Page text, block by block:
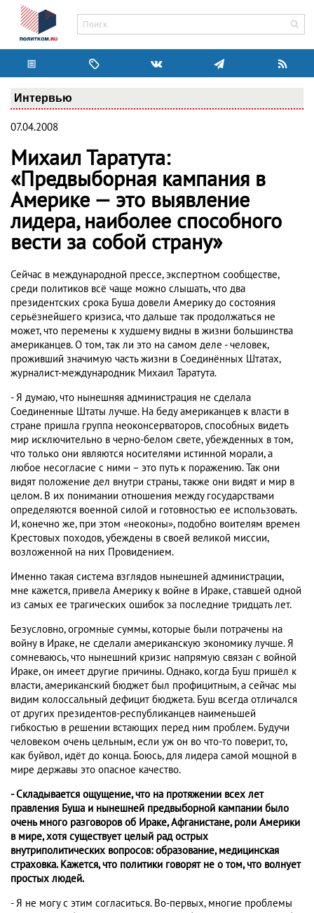
Интервью
07.04.2008
Михаил Таратута:
«Предвыборная кампания в
Америке — это выявление
лидера, наиболее способного
вести за собой страну»
Сейчас в международной прессе, экспертном сообществе,
среди политиков всё чаще можно слышать, что два
президентских срока Буша довели Америку до состояния
серьёзнейшего кризиса, что дальше так продолжаться не
может, что перемены к худшему видны в жизни большинства
американцев. О том, так ли это на самом деле - человек,
проживший значимую часть жизни в Соединённых Штатах,
журналист-международник Михаил Таратута.
- Я думаю, что нынешняя администрация не сделала
Соединенные Штаты лучше. На беду американцев к власти в
стране пришла группа неоконсерваторов, способных видеть
мир исключительно в черно-белом свете, убежденных в том,
что только они являются носителями истинной морали, а
любое несогласие с ними – это путь к поражению. Так они
видят положение дел внутри страны, также они видят и мир в
целом. В их понимании отношения между государствами
определяются военной силой и готовностью ее использовать.
И, конечно же, при этом «неоконы», подобно воителям времен
Крестовых походов, убеждены в своей великой миссии,
возложенной на них Провидением.
Именно такая система взглядов нынешней администрации,
мне кажется, привела Америку к войне в Ираке, ставшей одной
из самых ее трагических ошибок за последние тридцать лет.
Безусловно, огромные суммы, которые были потрачены на
войну в Ираке, не сделали американскую экономику лучше. Я
сомневаюсь, что нынешний кризис напрямую связан с войной
Ираке, он имеет другие причины. Однако, когда Буш пришёл к
власти, американский бюджет был профицитным, а сейчас мы
видим колоссальный дефицит бюджета. Буш всегда отличался
от других президентов-республиканцев наименьшей
гибкостью в решении встающих перед ним проблем. Будучи
человеком очень цельным, если уж он во что-то поверит, то,
как буйвол, идёт до конца. Боюсь, для лидера самой мощной в
мире державы это опасное качество.
- Складывается ощущение, что на протяжении всех лет
правления Буша и нынешней предвыборной кампании было
очень много разговоров об Ираке, Афганистане, роли Америки
в мире, хотя существует целый рад острых
внутриполитических вопросов: образование, медицинская
страховка. Кажется, что политики говорят не о том, что волнует
простых людей.
- Я не могу с этим согласиться. Во-первых, многие проблемы